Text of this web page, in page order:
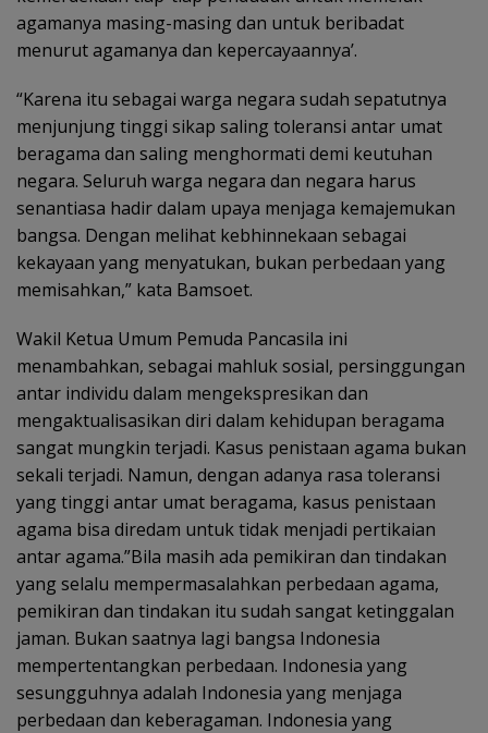
agamanya masing-masing dan untuk beribadat
menurut agamanya dan kepercayaannya’.
“Karena itu sebagai warga negara sudah sepatutnya
menjunjung tinggi sikap saling toleransi antar umat
beragama dan saling menghormati demi keutuhan
negara. Seluruh warga negara dan negara harus
senantiasa hadir dalam upaya menjaga kemajemukan
bangsa. Dengan melihat kebhinnekaan sebagai
kekayaan yang menyatukan, bukan perbedaan yang
memisahkan,” kata Bamsoet.
Wakil Ketua Umum Pemuda Pancasila ini
menambahkan, sebagai mahluk sosial, persinggungan
antar individu dalam mengekspresikan dan
mengaktualisasikan diri dalam kehidupan beragama
sangat mungkin terjadi. Kasus penistaan agama bukan
sekali terjadi. Namun, dengan adanya rasa toleransi
yang tinggi antar umat beragama, kasus penistaan
agama bisa diredam untuk tidak menjadi pertikaian
antar agama.”Bila masih ada pemikiran dan tindakan
yang selalu mempermasalahkan perbedaan agama,
pemikiran dan tindakan itu sudah sangat ketinggalan
jaman. Bukan saatnya lagi bangsa Indonesia
mempertentangkan perbedaan. Indonesia yang
sesungguhnya adalah Indonesia yang menjaga
perbedaan dan keberagaman. Indonesia yang